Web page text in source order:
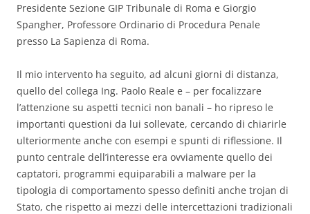
Presidente Sezione GIP Tribunale di Roma e Giorgio
Spangher, Professore Ordinario di Procedura Penale
presso La Sapienza di Roma.
Il mio intervento ha seguito, ad alcuni giorni di distanza,
quello del collega Ing. Paolo Reale e – per focalizzare
l’attenzione su aspetti tecnici non banali – ho ripreso le
importanti questioni da lui sollevate, cercando di chiarirle
ulteriormente anche con esempi e spunti di riflessione. Il
punto centrale dell’interesse era ovviamente quello dei
captatori, programmi equiparabili a malware per la
tipologia di comportamento spesso definiti anche trojan di
Stato, che rispetto ai mezzi delle intercettazioni tradizionali